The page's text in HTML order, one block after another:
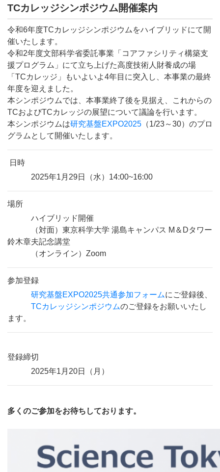
TCカレッジシンポジウム開催案内
令和6年度TCカレッジシンポジウムをハイブリッドにて開
催いたします。
令和2年度文部科学省委託事業「コアファシリティ構築支
援プログラム」にて立ち上げた高度技術人財養成の場
「 TCカレッジ」もいよいよ4年目に突入し、本事業の最終
年度を迎えました。
本シンポジウムでは、本事業終了後を見据え、これからの
TCおよびTCカレッジの展望について議論を行います。
本シンポジウムは研究基盤EXPO2025 （1/23～30）のプロ
グラムとして開催いたします。
日時
2025年1 月 29日（水） 14:00~16:00
場所
ハイブリッド開催
（対面）東京科学大学 湯島キャンパス M ＆ Dタワー
鈴木章夫記念講堂
（オンライン） Zoom
参加登録
研究基盤EXPO2025共通参加フォームにご登録後、
TCカレッジシンポジウムのご登録をお願いいたし
ます。
登録締切
2025年1 月 20日（月）
多くのご参加をお待ちしております。